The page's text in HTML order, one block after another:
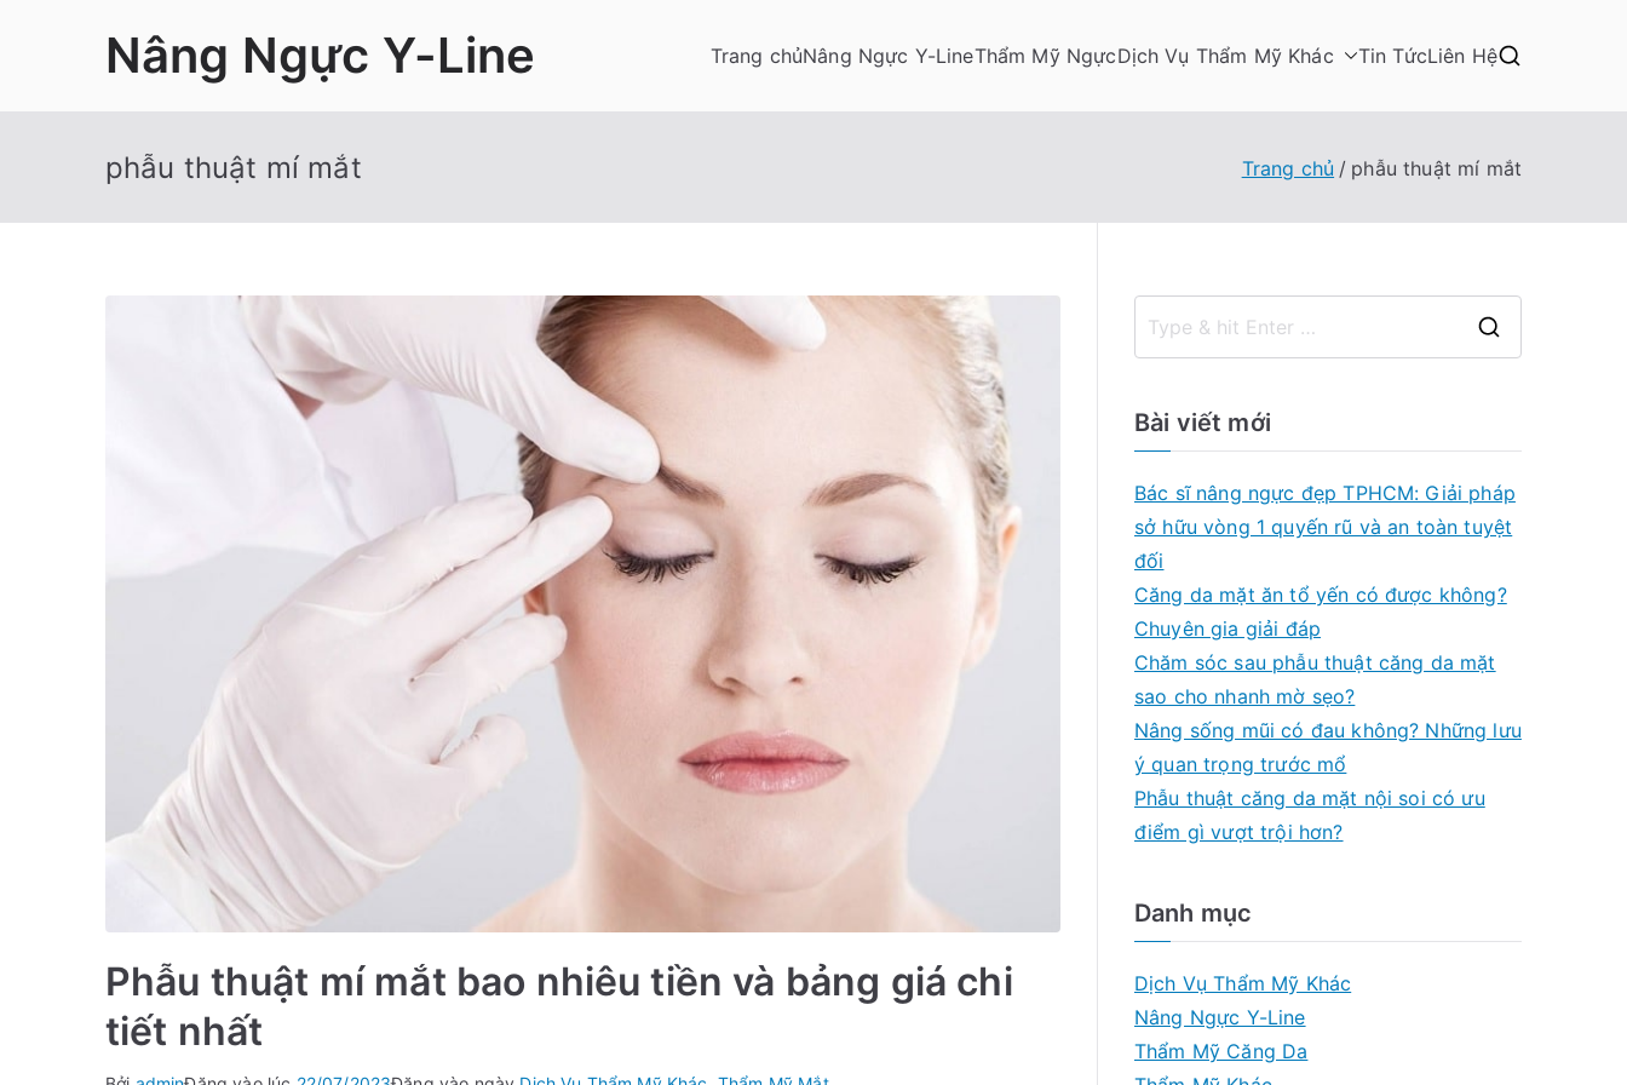
Nâng Ngực Y-Line Trang chủNâng Ngực Y-LineThẩm Mỹ NgựcDịch Vụ Thẩm Mỹ Khác Tin TứcLiên Hệ
phẫu thuật mí mắt Trang chủ phẫu thuật mí mắt
Phẫu thuật mí mắt bao nhiêu tiền và bảng giá chi
tiết nhất
Bài viết mới
Bác sĩ nâng ngực đẹp TPHCM: Giải pháp
sở hữu vòng 1 quyến rũ và an toàn tuyệt
đối
Căng da mặt ăn tổ yến có được không?
Chuyên gia giải đáp
Chăm sóc sau phẫu thuật căng da mặt
sao cho nhanh mờ sẹo?
Nâng sống mũi có đau không? Những lưu
ý quan trọng trước mổ
Phẫu thuật căng da mặt nội soi có ưu
điểm gì vượt trội hơn?
Danh mục
Dịch Vụ Thẩm Mỹ Khác
Nâng Ngực Y-Line
Thẩm Mỹ Căng Da